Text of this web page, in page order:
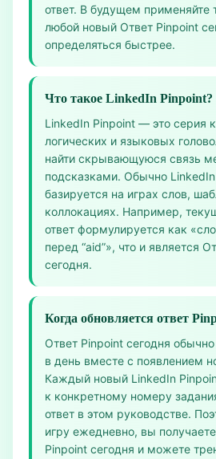
ответ. В будущем применяйте
любой новый Ответ Pinpoint
определяться быстрее.
Что такое LinkedIn Pinpoint?
LinkedIn Pinpoint — это серия
логических и языковых
найти скрывающуюся связь
подсказками. Обычно LinkedIn
базируется на играх слов,
коллокациях. Например,
ответ формулируется как
перед “aid”», что и является
сегодня.
Когда обновляется ответ
Ответ Pinpoint сегодня
в день вместе с появлением
Каждый новый LinkedIn
к конкретному номеру
ответ в этом руководстве.
игру ежедневно, вы
Pinpoint сегодня и можете